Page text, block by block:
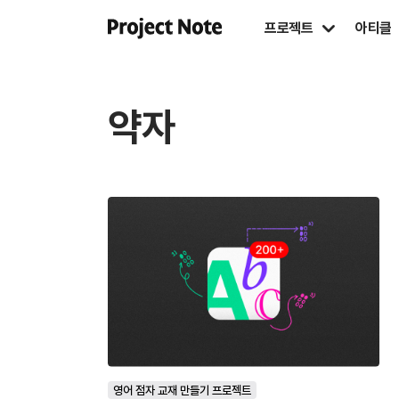
프로젝트 아티클
약자
영어 점자 교재 만들기 프로젝트